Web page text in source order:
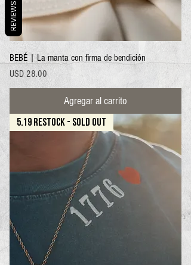
BEBÉ | La manta con firma de bendición
Precio
USD 28.00
Agregar al carrito
5.19 RESTOCK - SOLD OUT
REVIEWS